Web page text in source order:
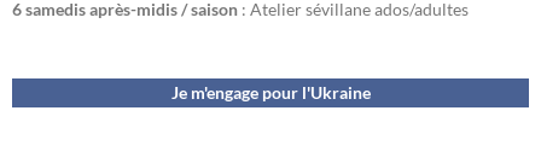
6 samedis après-midis / saison : Atelier sévillane ados/adultes
Je m'engage pour l'Ukraine